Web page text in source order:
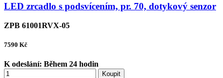
LED zrcadlo s podsvícením, pr. 70, dotykový senzor
ZPB 61001RVX-05
7590 Kč
K odeslání: Během 24 hodin
Koupit